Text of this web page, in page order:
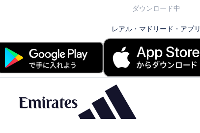
ダウンロード中
レアル・マドリード・アプリ